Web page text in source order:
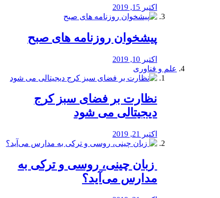
اکتبر 15, 2019
پیشخوان روزنامه های صبح
اکتبر 10, 2019
علم و فناوری
نظارت بر فضای سبز کرج
دیجیتالی می شود
اکتبر 21, 2019
️ زبان چینی، روسی و ترکی به
مدارس می‌آید؟